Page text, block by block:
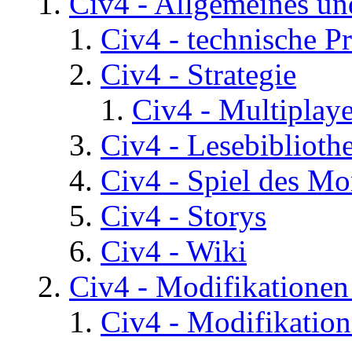
Civ4 - technische
Civ4 - Strategie
Civ4 -
Civ4 -
Civ4 - Spiel des
Civ4 - Storys
Civ4 - Wiki
Civ4 -
Civ4 -